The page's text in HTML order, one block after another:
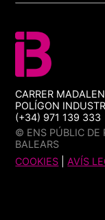
CARRER
POLÍGON
(+34) 971 139 333
© ENS PÚBLIC DE
BALEARS
COOKIES |AVÍS